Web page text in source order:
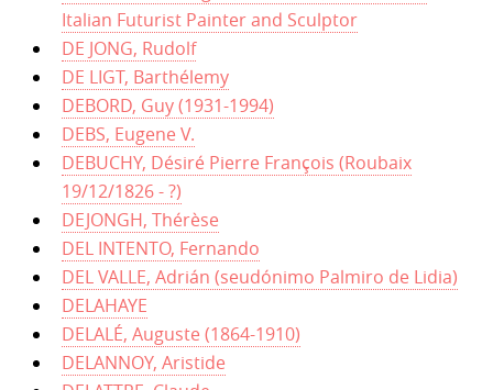
Italian Futurist Painter and Sculptor
DE JONG, Rudolf
DE LIGT, Barthélemy
DEBORD, Guy (1931-1994)
DEBS, Eugene V.
DEBUCHY, Désiré Pierre François (Roubaix
19/12/1826 - ?)
DEJONGH, Thérèse
DEL INTENTO, Fernando
DEL VALLE, Adrián (seudónimo Palmiro de Lidia)
DELAHAYE
DELALÉ, Auguste (1864-1910)
DELANNOY, Aristide